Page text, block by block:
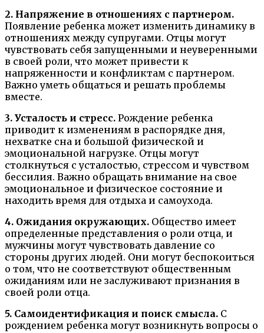
2. Напряжение в отношениях с партнером.
Появление ребенка может изменить динамику в
отношениях между супругами. Отцы могут
чувствовать себя запущенными и неуверенными
в своей роли, что может привести к
напряженности и конфликтам с партнером.
Важно уметь общаться и решать проблемы
вместе.
3. Усталость и стресс. Рождение ребенка
приводит к изменениям в распорядке дня,
нехватке сна и большой физической и
эмоциональной нагрузке. Отцы могут
столкнуться с усталостью, стрессом и чувством
бессилия. Важно обращать внимание на свое
эмоциональное и физическое состояние и
находить время для отдыха и самоухода.
4. Ожидания окружающих. Общество имеет
определенные представления о роли отца, и
мужчины могут чувствовать давление со
стороны других людей. Они могут беспокоиться
о том, что не соответствуют общественным
ожиданиям или не заслуживают признания в
своей роли отца.
5. Самоидентификация и поиск смысла. С
рождением ребенка могут возникнуть вопросы о